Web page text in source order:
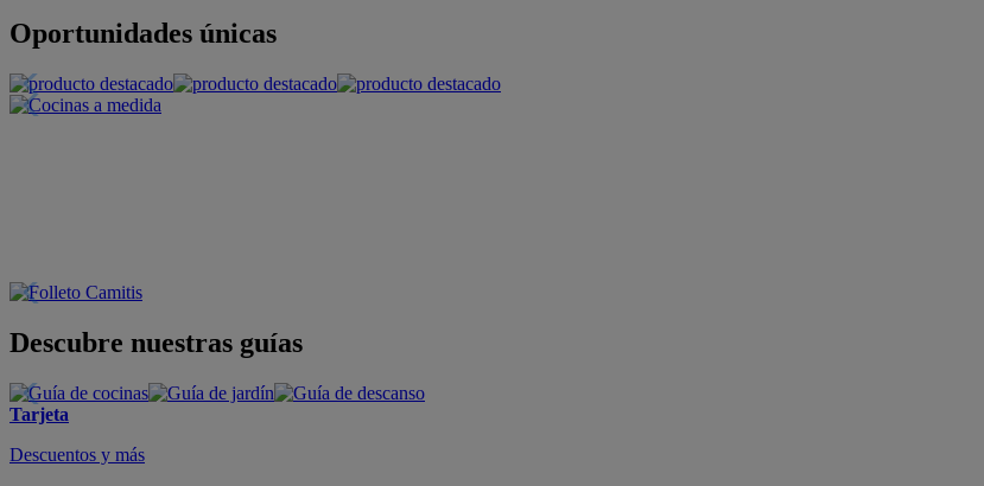
Oportunidades únicas
Descubre nuestras guías
Tarjeta
Descuentos y más